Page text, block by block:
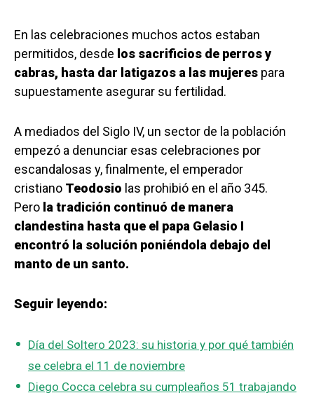
En las celebraciones muchos actos estaban
permitidos, desde los sacrificios de perros y
cabras, hasta dar latigazos a las mujeres para
supuestamente asegurar su fertilidad.
A mediados del Siglo IV, un sector de la población
empezó a denunciar esas celebraciones por
escandalosas y, finalmente, el emperador
cristiano Teodosio las prohibió en el año 345.
Pero la tradición continuó de manera
clandestina hasta que el papa Gelasio I
encontró la solución poniéndola debajo del
manto de un santo.
Seguir leyendo:
Día del Soltero 2023: su historia y por qué también
se celebra el 11 de noviembre
Diego Cocca celebra su cumpleaños 51 trabajando